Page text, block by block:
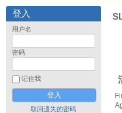
登入
用户名
密码
记住我
取回遗失的密码